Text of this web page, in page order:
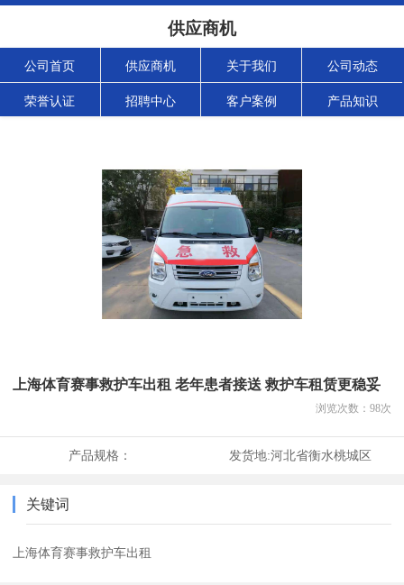
供应商机
公司首页 供应商机 关于我们 公司动态
荣誉认证 招聘中心 客户案例 产品知识
上海体育赛事救护车出租 老年患者接送 救护车租赁更稳妥
浏览次数： 98次
产品规格： 发货地:河北省衡水桃城区
关键词
上海体育赛事救护车出租